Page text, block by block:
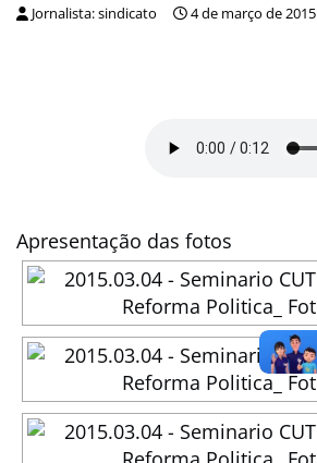
Jornalista: sindicato 4 de março de 2015
Apresentação das fotos